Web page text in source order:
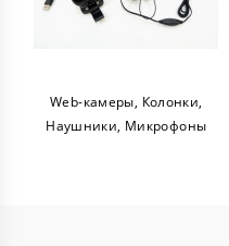
Web-камеры, Колонки,
Наушники, Микрофоны